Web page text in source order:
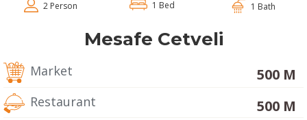
2 Person 1 Bed 1 Bath
Mesafe Cetveli
Market 500 M
Restaurant 500 M